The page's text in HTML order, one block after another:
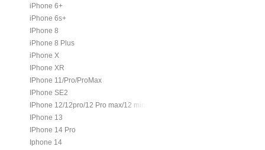
iPhone 6+
iPhone 6s+
IPhone 8
iPhone 8 Plus
iPhone X
IPhone XR
IPhone 11/Pro/ProMax
IPhone SE2
IPhone 12/12pro/12 Pro max/12 mini.
IPhone 13
IPhone 14 Pro
Iphone 14